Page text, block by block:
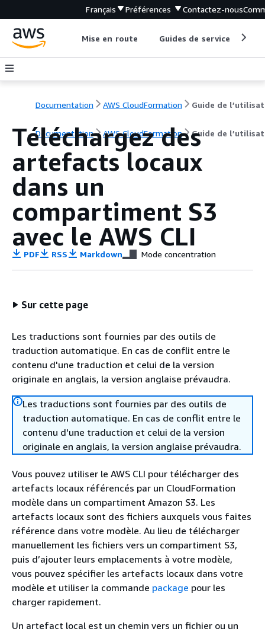
Français Préférences Contactez-nous
Mise en route Guides de service
Documentation AWS CloudFormation
Documentation AWS CloudFormation Guide de
Téléchargez des
artefacts locaux
dans un
compartiment S3
avec le AWS CLI
PDF RSS Markdown Mode concentration
Sur cette page
Les traductions sont fournies par des outils de
traduction automatique. En cas de conflit entre le
contenu d'une traduction et celui de la version
originale en anglais, la version anglaise prévaudra.
Les traductions sont fournies par des outils de
traduction automatique. En cas de conflit entre le
contenu d'une traduction et celui de la version
originale en anglais, la version anglaise prévaudra.
Vous pouvez utiliser le AWS CLI pour télécharger des
artefacts locaux référencés par un CloudFormation
modèle dans un compartiment Amazon S3. Les
artefacts locaux sont des fichiers auxquels vous faites
référence dans votre modèle. Au lieu de télécharger
manuellement les fichiers vers un compartiment S3,
puis d’ajouter leurs emplacements à votre modèle,
vous pouvez spécifier les artefacts locaux dans votre
modèle et utiliser la commande package pour les
charger rapidement.
Un artefact local est un chemin vers un fichier ou un